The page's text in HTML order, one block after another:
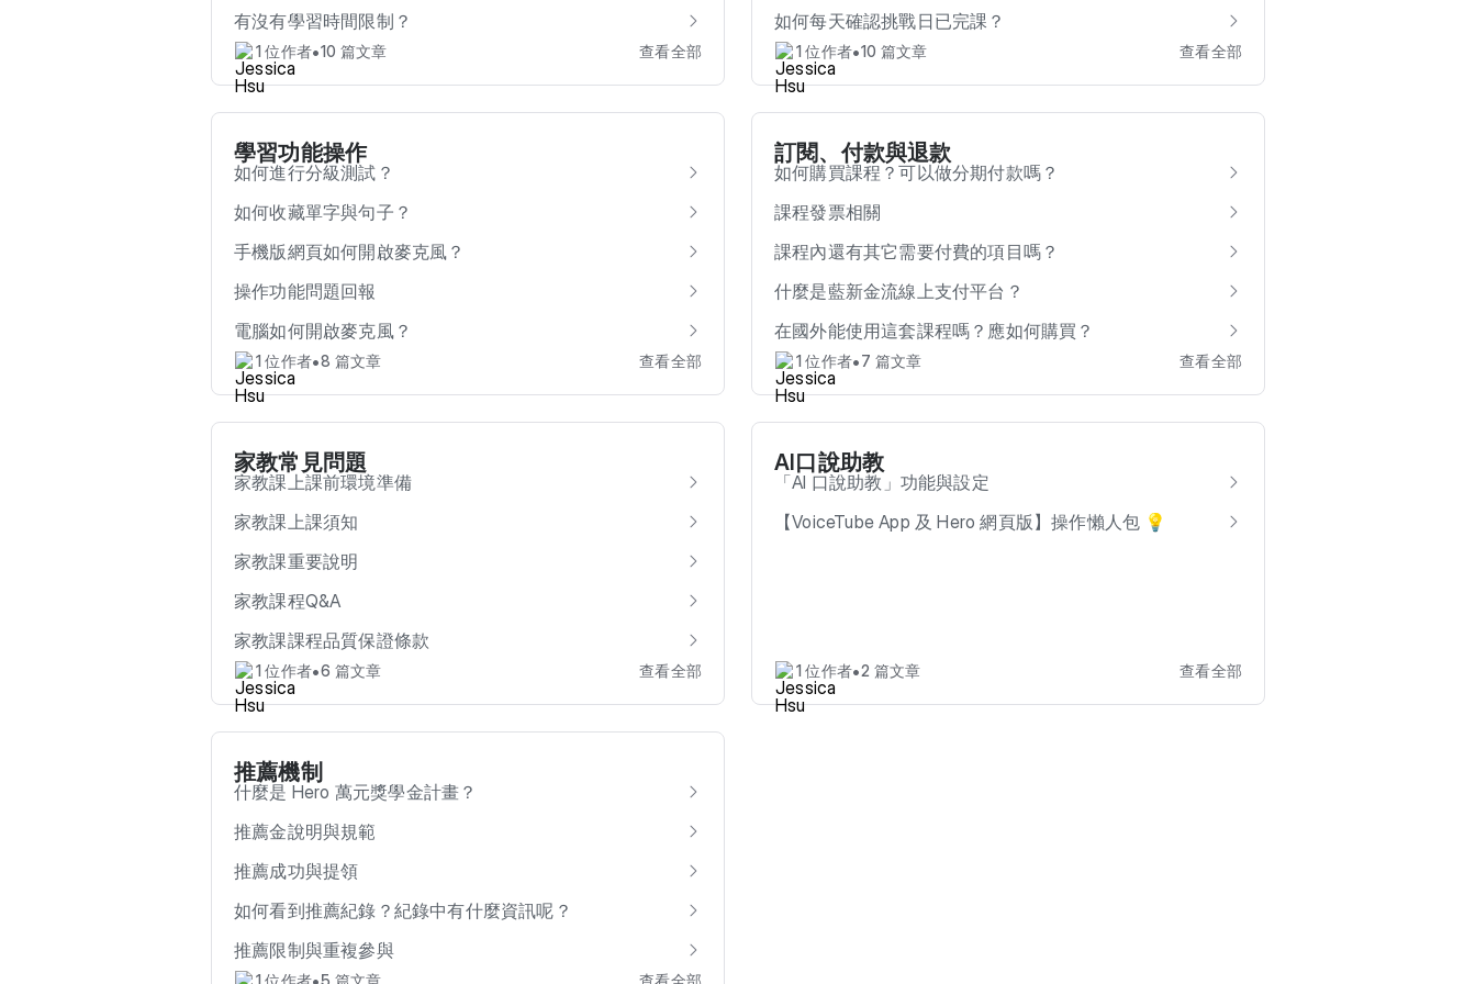
有沒有學習時間限制？
1 位作者•10 篇文章 查看全部
如何每天確認挑戰日已完課？
1 位作者•10 篇文章 查看全部
學習功能操作
如何進行分級測試？
如何收藏單字與句子？
手機版網頁如何開啟麥克風？
操作功能問題回報
電腦如何開啟麥克風？
1 位作者•8 篇文章 查看全部
訂閱、付款與退款
如何購買課程？可以做分期付款嗎？
課程發票相關
課程內還有其它需要付費的項目嗎？
什麼是藍新金流線上支付平台？
在國外能使用這套課程嗎？應如何購買？
1 位作者•7 篇文章 查看全部
家教常見問題
家教課上課前環境準備
家教課上課須知
家教課重要說明
家教課程Q&A
家教課課程品質保證條款
1 位作者•6 篇文章 查看全部
AI口說助教
「AI 口說助教」功能與設定
【VoiceTube App 及 Hero 網頁版】操作懶人包 💡
1 位作者•2 篇文章 查看全部
推薦機制
什麼是 Hero 萬元獎學金計畫？
推薦金說明與規範
推薦成功與提領
如何看到推薦紀錄？紀錄中有什麼資訊呢？
推薦限制與重複參與
1 位作者 5 篇文章 查看全部